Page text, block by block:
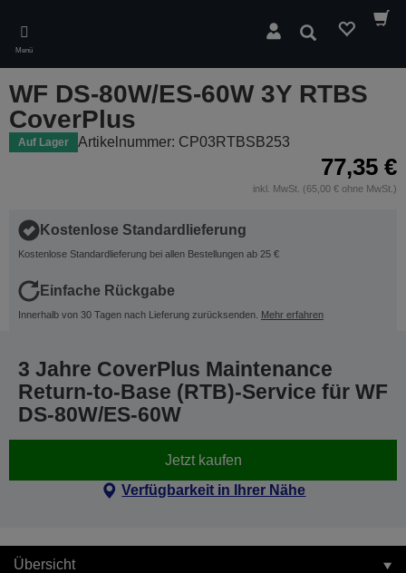
main
content
Menü
Suchen
WF DS-80W/ES-60W 3Y RTBS
CoverPlus
Auf Lager Artikelnummer: CP03RTBSB253
77,35 €
inkl. MwSt. (65,00 € ohne MwSt.)
Kostenlose Standardlieferung
Kostenlose Standardlieferung bei allen Bestellungen ab 25 €
Einfache Rückgabe
Innerhalb von 30 Tagen nach Lieferung zurücksenden. Mehr erfahren
3 Jahre CoverPlus Maintenance
Return-to-Base (RTB)-Service für WF
DS-80W/ES-60W
Jetzt kaufen
Verfügbarkeit in Ihrer Nähe
Übersicht